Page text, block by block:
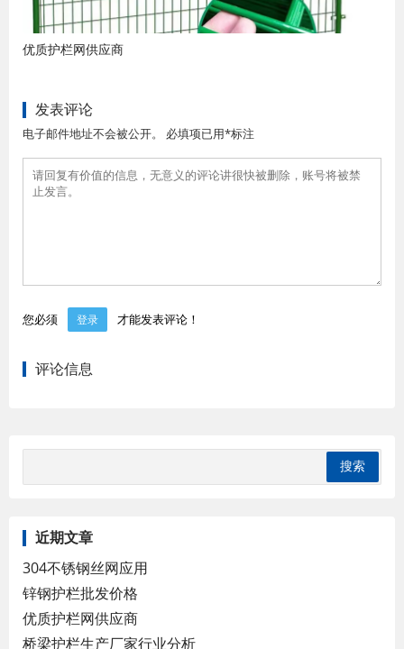
优质护栏网供应商
发表评论
电子邮件地址不会被公开。 必填项已用*标注
您必须 登录 才能发表评论！
评论信息
近期文章
304不锈钢丝网应用
锌钢护栏批发价格
优质护栏网供应商
桥梁护栏生产厂家行业分析